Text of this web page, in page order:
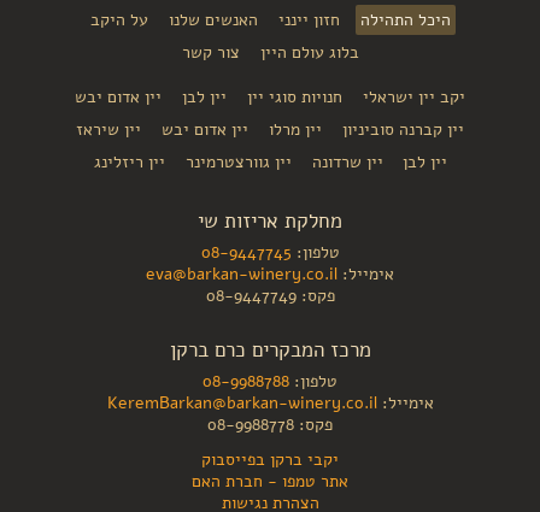
היכל התהילה
חזון יינני האנשים שלנו
על היקב
בלוג עולם היין
צור קשר
יקב יין ישראלי
חנויות סוגי יין יין לבן
יין אדום יבש
יין קברנה סוביניון
יין מרלו יין אדום יבש
יין שיראז
יין לבן
יין שרדונה יין גוורצטרמינר יין ריזלינג
מחלקת אריזות שי
טלפון: 08-9447745
אימייל: eva@barkan-winery.co.il
פקס: 08-9447749
מרכז המבקרים כרם ברקן
טלפון: 08-9988788
אימייל:KeremBarkan@barkan-winery.co.il
פקס: 08-9988778
יקבי ברקן בפייסבוק
אתר טמפו - חברת האם
הצהרת נגישות